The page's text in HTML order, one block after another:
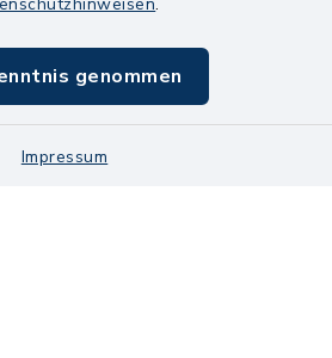
genommen
Impressum
Impressum
Sitemap